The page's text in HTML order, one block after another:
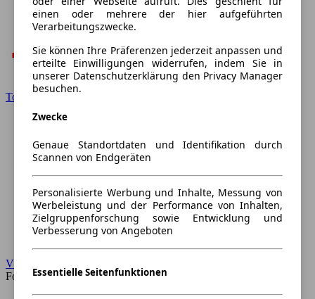
Toyota
VW
Forum
einen oder mehrere der hier aufgeführten
Verarbeitungszwecke.
Sie können Ihre Präferenzen jederzeit anpassen und
erteilte Einwilligungen widerrufen, indem Sie in
unserer Datenschutzerklärung den Privacy Manager
besuchen.
Zwecke
Genaue Standortdaten und Identifikation durch
Scannen von Endgeräten
Personalisierte Werbung und Inhalte, Messung von
Werbeleistung und der Performance von Inhalten,
Zielgruppenforschung sowie Entwicklung und
Verbesserung von Angeboten
Essentielle Seitenfunktionen